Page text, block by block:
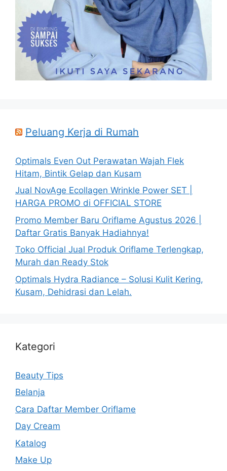
Peluang Kerja di Rumah
Optimals Even Out Perawatan Wajah Flek
Hitam, Bintik Gelap dan Kusam
Jual NovAge Ecollagen Wrinkle Power SET |
HARGA PROMO di OFFICIAL STORE
Promo Member Baru Oriflame Agustus 2026 |
Daftar Gratis Banyak Hadiahnya!
Toko Official Jual Produk Oriflame Terlengkap,
Murah dan Ready Stok
Optimals Hydra Radiance – Solusi Kulit Kering,
Kusam, Dehidrasi dan Lelah.
Kategori
Beauty Tips
Belanja
Cara Daftar Member Oriflame
Day Cream
Katalog
Make Up